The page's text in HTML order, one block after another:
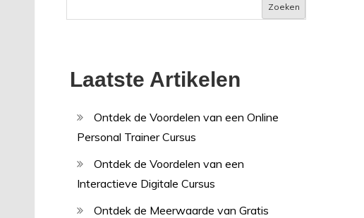
Zoeken
Laatste Artikelen
Ontdek de Voordelen van een Online
Personal Trainer Cursus
Ontdek de Voordelen van een
Interactieve Digitale Cursus
Ontdek de Meerwaarde van Gratis